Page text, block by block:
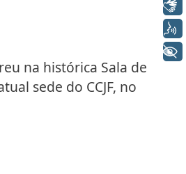
na histórica Sala de
sede do CCJF, no